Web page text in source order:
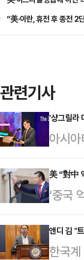
“美·이란, 휴전 후 종전 2
관련기사
'샹그릴라
아시
아시
서 열
관 직
력을
고려
교를
美 “對中
‘중국
감축
공식
다.AP
앤디 김 "
한국